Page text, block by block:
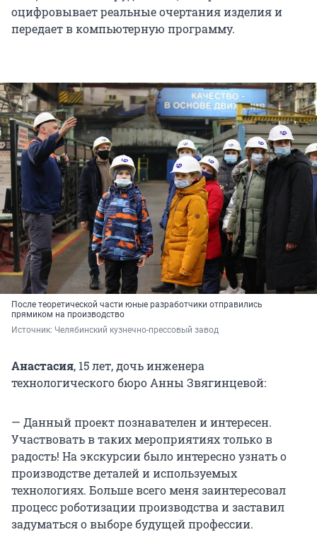
оцифровывает реальные очертания изделия и
передает в компьютерную программу.
После теоретической части юные разработчики отправились
прямиком на производство
Источник: Челябинский кузнечно-прессовый завод
Анастасия, 15 лет, дочь инженера
технологического бюро Анны Звягинцевой:
— Данный проект познавателен и интересен.
Участвовать в таких мероприятиях только в
радость! На экскурсии было интересно узнать о
производстве деталей и используемых
технологиях. Больше всего меня заинтересовал
процесс роботизации производства и заставил
задуматься о выборе будущей профессии.